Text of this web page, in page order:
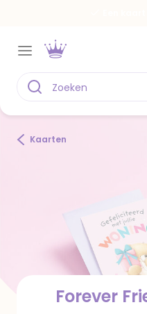
Kaarten
Forever